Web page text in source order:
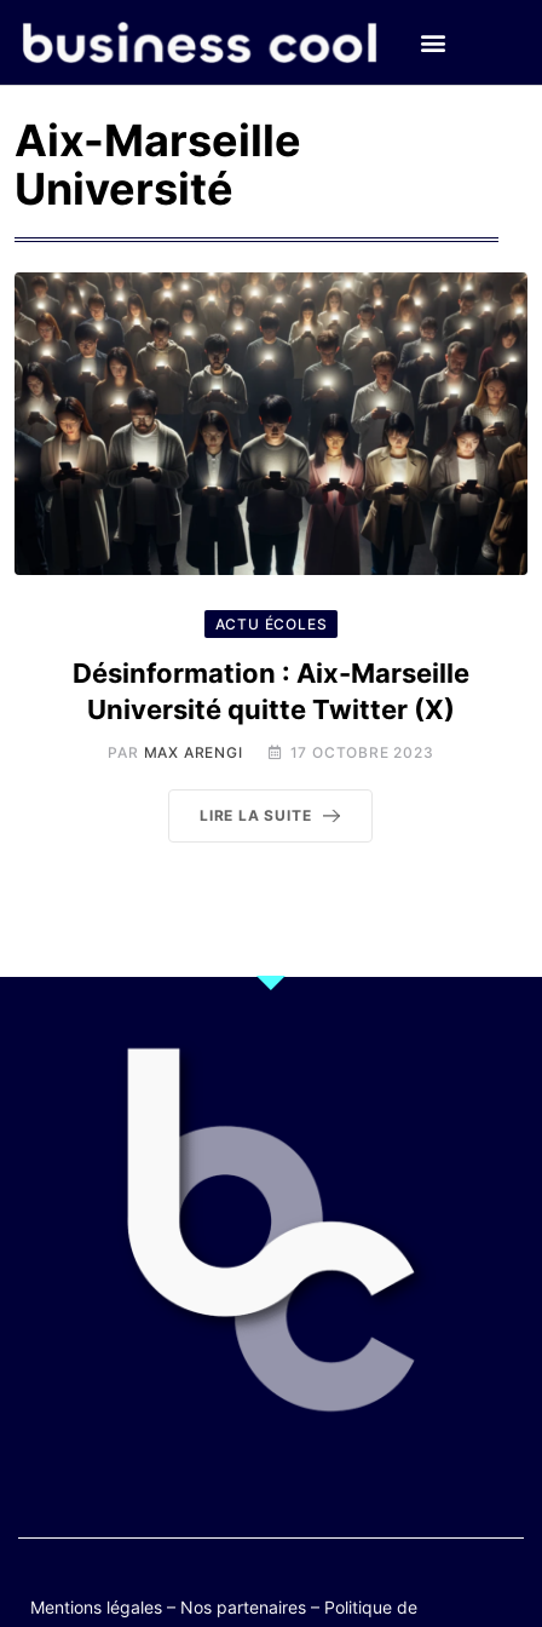
Aix-Marseille
Université
ACTU ÉCOLES
Désinformation : Aix-Marseille
Université quitte Twitter (X)
PAR MAX ARENGI 17 OCTOBRE 2023
LIRE LA SUITE
Mentions légales – Nos partenaires – Politique de